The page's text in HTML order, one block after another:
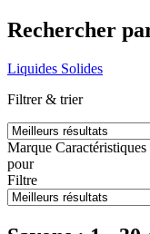
Rechercher
Liquides Solides
Filtrer & trier
Marque Caractéristiques
pour
Filtre